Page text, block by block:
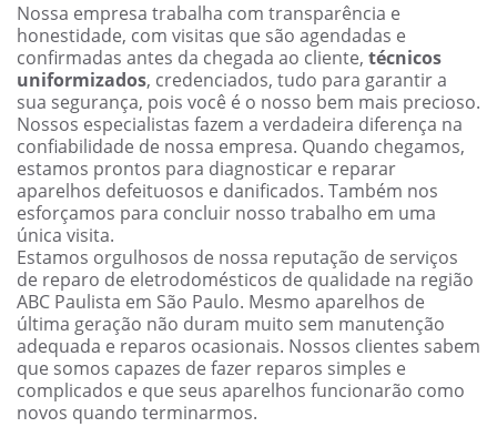
Nossa empresa trabalha com transparência e
honestidade, com visitas que são agendadas e
confirmadas antes da chegada ao cliente, técnicos
uniformizados, credenciados, tudo para garantir a
sua segurança, pois você é o nosso bem mais precioso.
Nossos especialistas fazem a verdadeira diferença na
confiabilidade de nossa empresa. Quando chegamos,
estamos prontos para diagnosticar e reparar
aparelhos defeituosos e danificados. Também nos
esforçamos para concluir nosso trabalho em uma
única visita.
Estamos orgulhosos de nossa reputação de serviços
de reparo de eletrodomésticos de qualidade na região
ABC Paulista em São Paulo. Mesmo aparelhos de
última geração não duram muito sem manutenção
adequada e reparos ocasionais. Nossos clientes sabem
que somos capazes de fazer reparos simples e
complicados e que seus aparelhos funcionarão como
novos quando terminarmos.